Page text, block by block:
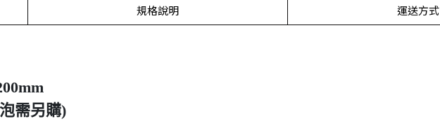
規格說明 運送方式
需另購)